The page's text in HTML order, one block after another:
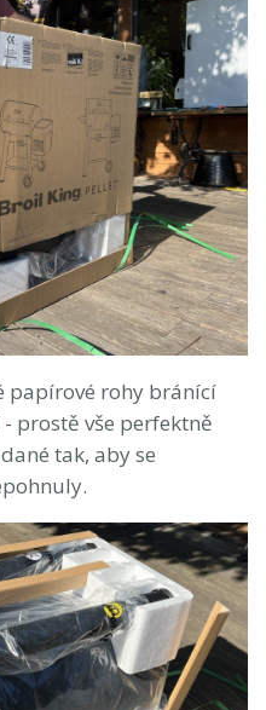
papírové rohy bránící
prostě vše perfektně
tak, aby se